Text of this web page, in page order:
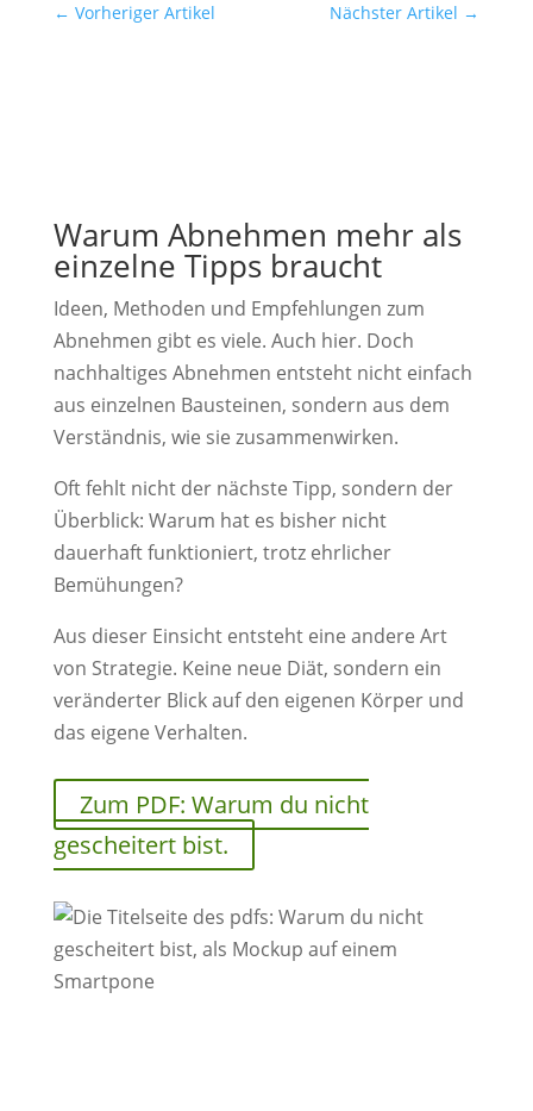
← Vorheriger Artikel Nächster Artikel →
Warum Abnehmen mehr als
einzelne Tipps braucht
Ideen, Methoden und Empfehlungen zum
Abnehmen gibt es viele. Auch hier. Doch
nachhaltiges Abnehmen entsteht nicht einfach
aus einzelnen Bausteinen, sondern aus dem
Verständnis, wie sie zusammenwirken.
Oft fehlt nicht der nächste Tipp, sondern der
Überblick: Warum hat es bisher nicht
dauerhaft funktioniert, trotz ehrlicher
Bemühungen?
Aus dieser Einsicht entsteht eine andere Art
von Strategie. Keine neue Diät, sondern ein
veränderter Blick auf den eigenen Körper und
das eigene Verhalten.
Zum PDF: Warum du nicht
gescheitert bist.